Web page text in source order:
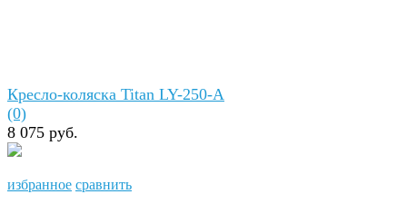
избранное сравнить
Кресло-коляска Titan LY-250-A
(0)
8 075 руб.